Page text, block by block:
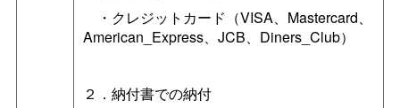
・クレジットカード（VISA、Mastercard、
American_Express、JCB、Diners_Club）
２．納付書での納付